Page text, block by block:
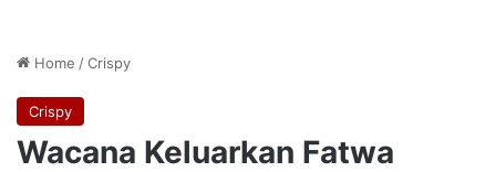
Home /Crispy
Crispy
Wacana Keluarkan Fatwa